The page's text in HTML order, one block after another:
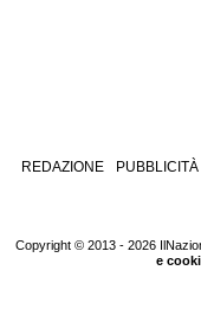
REDAZIONE PUBBLICITÀ
Copyright © 2013 - 2026
e